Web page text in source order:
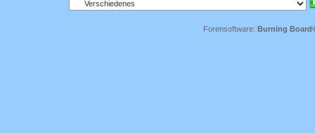
Forensoftware: Burning